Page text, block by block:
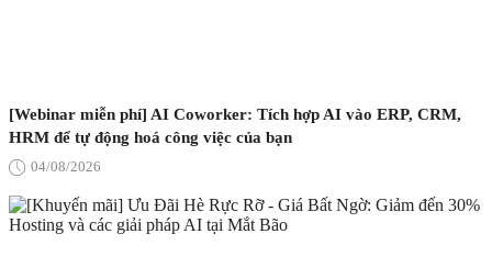
[Webinar miễn phí] AI Coworker: Tích hợp AI vào ERP, CRM,
HRM để tự động hoá công việc của bạn
04/08/2026